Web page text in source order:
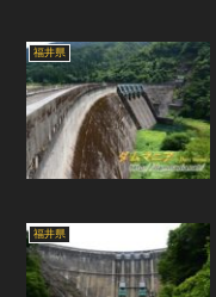
福井県
福井県